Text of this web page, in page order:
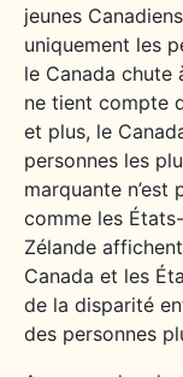
jeunes
uniquement les
le Canada chute
ne tient compte
et plus, le
personnes les
marquante n’est
comme les
Zélande
Canada et les
de la disparité
des personnes